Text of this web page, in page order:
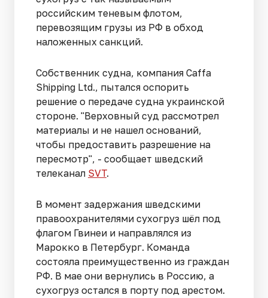
российским теневым флотом,
перевозящим грузы из РФ в обход
наложенных санкций.
Собственник судна, компания Caffa
Shipping Ltd., пытался оспорить
решение о передаче судна украинской
стороне. "Верховный суд рассмотрел
материалы и не нашел оснований,
чтобы предоставить разрешение на
пересмотр", - сообщает шведский
телеканал SVT.
В момент задержания шведскими
правоохранителями сухогруз шёл под
флагом Гвинеи и направлялся из
Марокко в Петербург. Команда
состояла преимущественно из граждан
РФ. В мае они вернулись в Россию, а
сухогруз остался в порту под арестом.